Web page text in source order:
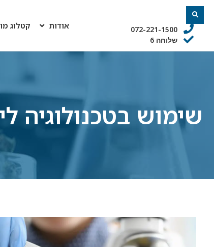
072-221-1500
שלוחה 6
אודות קטלוג
שימוש בטכנולוגיה